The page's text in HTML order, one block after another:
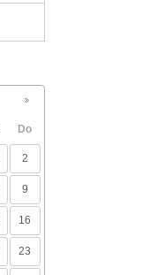
Do
2
9
16
23